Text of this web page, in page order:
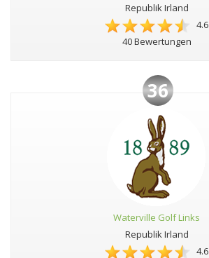
Republik Irland
4.6
40 Bewertungen
36
Waterville Golf Links
Republik Irland
4.6